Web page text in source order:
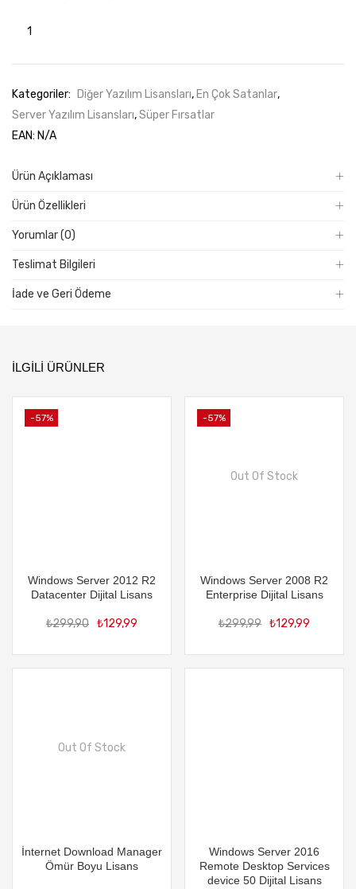
Windows
2022
Standard
ROK
(16
-
adet
Kategoriler: Diğer Yazılım Lisansları, En Çok Satanlar,
Server Yazılım Lisansları,Süper Fırsatlar
EAN: N/A
Ürün Açıklaması
Ürün Özellikleri
Yorumlar (0)
Teslimat Bilgileri
İade ve Geri Ödeme
İLGILI ÜRÜNLER
-57%
Windows Server 2012 R2
Datacenter Dijital Lisans
₺299,90 Orijinal
fiyat:
₺299,90.
₺129,99 andaki
fiyat:
₺129,99.
-57%
Out Of Stock
Windows Server 2008 R2
Enterprise Dijital Lisans
₺299,99 fiyat:
₺129,99
Out Of Stock
İnternet Download Manager
Ömür Boyu Lisans
Windows Server 2016
Remote Desktop Services
device 50 Dijital Lisans